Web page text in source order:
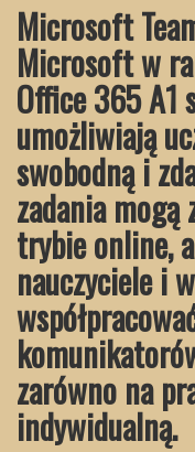
Microsoft
Microsoft w
Office 365 A1
umożliwiają
swobodną i
zadania
trybie online,
nauczyciele i
zarówno na
indywidualną.